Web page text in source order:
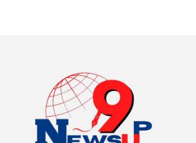
Explosion During Peace
Rally in Pakistan’s
Khyber Pakhtunkhwa: 7
Killed, 18 Injured
August 2, 2026 10:05 PM